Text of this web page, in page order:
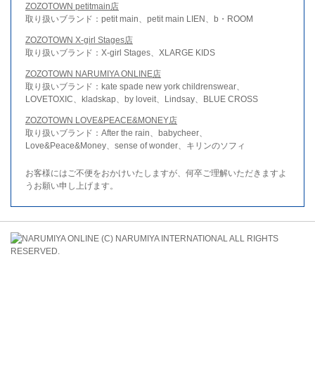
ZOZOTOWN petitmain店
取り扱いブランド：petit main、petit main LIEN、b・ROOM
ZOZOTOWN X-girl Stages店
取り扱いブランド：X-girl Stages、XLARGE KIDS
ZOZOTOWN NARUMIYA ONLINE店
取り扱いブランド：kate spade new york childrenswear、
LOVETOXIC、kladskap、by loveit、Lindsay、BLUE CROSS
ZOZOTOWN LOVE&PEACE&MONEY店
取り扱いブランド：After the rain、babycheer、
Love&Peace&Money、sense of wonder、キリンのソフィ
お客様にはご不便をおかけいたしますが、何卒ご理解いただきますよ
うお願い申し上げます。